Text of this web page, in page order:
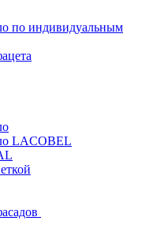
по индивидуальным
LACOBEL